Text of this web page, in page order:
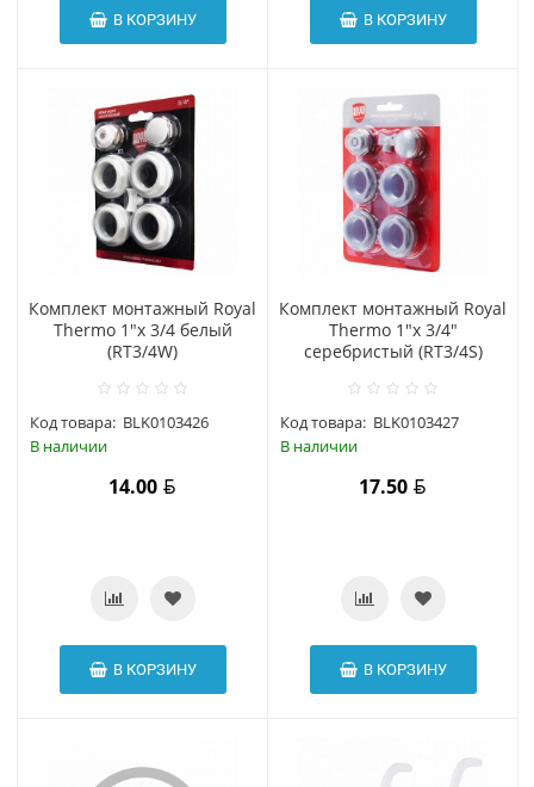
В КОРЗИНУ В КОРЗИНУ
Комплект монтажный Royal
Thermo 1"x 3/4 белый
(RT3/4W)
Код товара: BLK0103426
В наличии
14.00
В КОРЗИНУ
Комплект монтажный Royal
Thermo 1"x 3/4"
серебристый (RT3/4S)
Код товара: BLK0103427
В наличии
17.50
В КОРЗИНУ